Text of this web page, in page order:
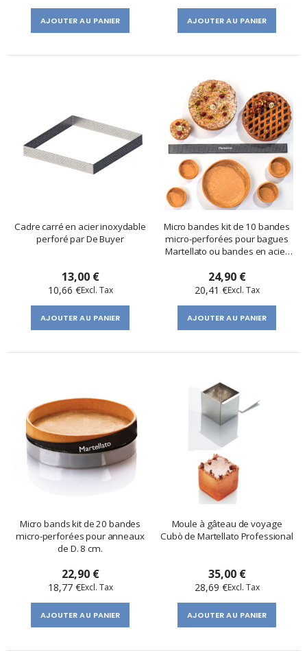
AJOUTER AU PANIER AJOUTER AU PANIER
Cadre carré en acier inoxydable
perforé par De Buyer
13,00 €
10,66 €
AJOUTER AU PANIER
Micro bandes kit de 10 bandes
micro-perforées pour bagues
Martellato ou bandes en acier
24,90 €
20,41 €
AJOUTER AU PANIER
Micro bands kit de 20 bandes
micro-perforées pour anneaux
de D. 8 cm.
22,90 €
18,77 €
AJOUTER AU PANIER
Moule à gâteau de voyage
Cubò de Martellato Professional
35,00 €
28,69 €
AJOUTER AU PANIER